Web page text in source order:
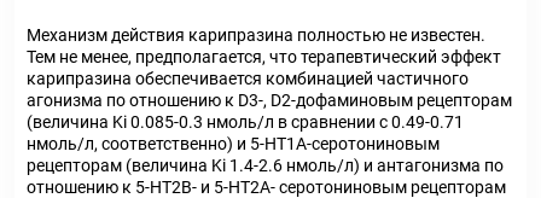
Механизм действия карипразина полностью не известен.
Тем не менее, предполагается, что терапевтический эффект
карипразина обеспечивается комбинацией частичного
агонизма по отношению к D3-, D2-дофаминовым рецепторам
(величина Ki 0.085-0.3 нмоль/л в сравнении с 0.49-0.71
нмоль/л, соответственно) и 5-НТ1А-серотониновым
рецепторам (величина Ki 1.4-2.6 нмоль/л) и антагонизма по
отношению к 5-НТ2В- и 5-НТ2А- серотониновым рецепторам